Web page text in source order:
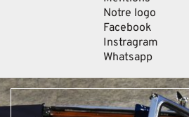
Notre logo
Facebook
Instragram
Whatsapp